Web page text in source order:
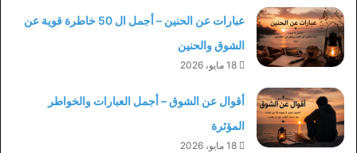
عبارات عن الحنين – أجمل ال 50 خاطرة قوية عن
الشوق والحنين
18 مايو، 2026
أقوال عن الشوق – أجمل العبارات والخواطر
المؤثرة
18 مايو، 2026